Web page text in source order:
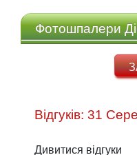
Фотошпалери
Дивитися відгуки